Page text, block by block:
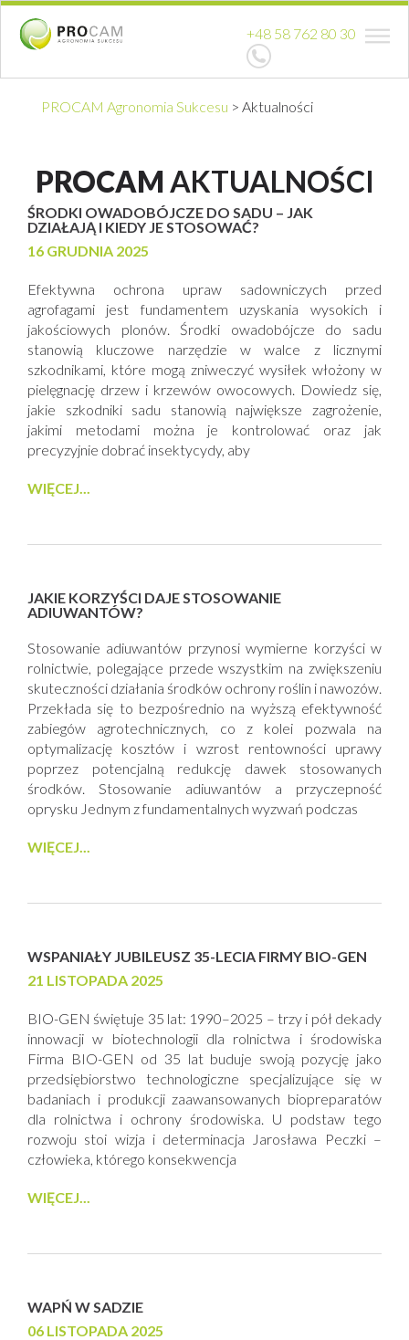
+48 58 762 80 30
PROCAM Agronomia Sukcesu > Aktualności
PROCAMAKTUALNOŚCI
ŚRODKI OWADOBÓJCZE DO SADU – JAK
DZIAŁAJĄ I KIEDY JE STOSOWAĆ?
16 GRUDNIA 2025
Efektywna ochrona upraw sadowniczych przed
agrofagami jest fundamentem uzyskania wysokich i
jakościowych plonów. Środki owadobójcze do sadu
stanowią kluczowe narzędzie w walce z licznymi
szkodnikami, które mogą zniweczyć wysiłek włożony w
pielęgnację drzew i krzewów owocowych. Dowiedz się,
jakie szkodniki sadu stanowią największe zagrożenie,
jakimi metodami można je kontrolować oraz jak
precyzyjnie dobrać insektycydy, aby
WIĘCEJ...
JAKIE KORZYŚCI DAJE STOSOWANIE
ADIUWANTÓW?
Stosowanie adiuwantów przynosi wymierne korzyści w
rolnictwie, polegające przede wszystkim na zwiększeniu
skuteczności działania środków ochrony roślin i nawozów.
Przekłada się to bezpośrednio na wyższą efektywność
zabiegów agrotechnicznych, co z kolei pozwala na
optymalizację kosztów i wzrost rentowności uprawy
poprzez potencjalną redukcję dawek stosowanych
środków. Stosowanie adiuwantów a przyczepność
oprysku Jednym z fundamentalnych wyzwań podczas
WIĘCEJ...
WSPANIAŁY JUBILEUSZ 35-LECIA FIRMY BIO-GEN
21 LISTOPADA 2025
BIO-GEN świętuje 35 lat: 1990–2025 – trzy i pół dekady
innowacji w biotechnologii dla rolnictwa i środowiska
Firma BIO-GEN od 35 lat buduje swoją pozycję jako
przedsiębiorstwo technologiczne specjalizujące się w
badaniach i produkcji zaawansowanych biopreparatów
dla rolnictwa i ochrony środowiska. U podstaw tego
rozwoju stoi wizja i determinacja Jarosława Peczki –
człowieka, którego konsekwencja
WIĘCEJ...
WAPŃ W SADZIE
06 LISTOPADA 2025